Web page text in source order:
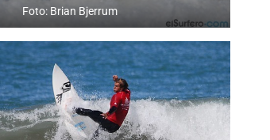
Foto: Brian Bjerrum